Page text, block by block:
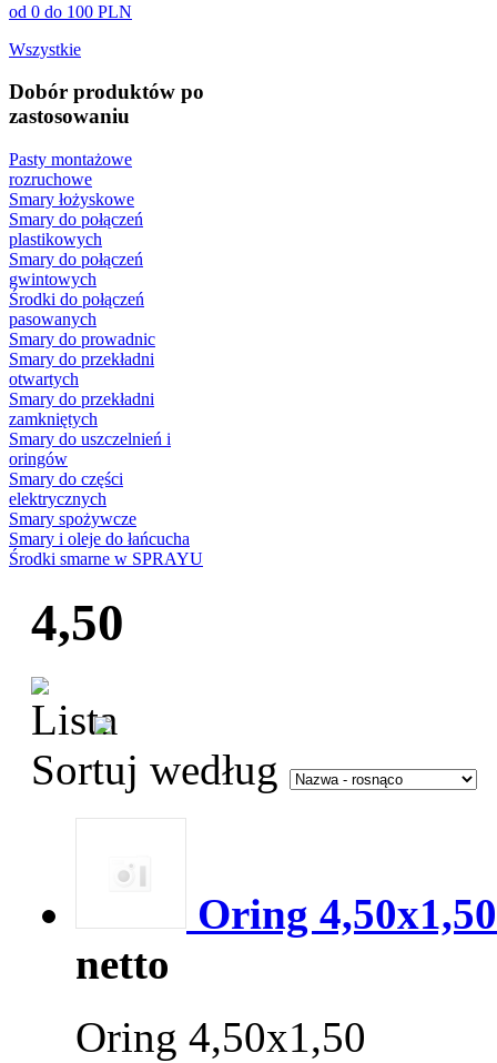
od 0 do 100 PLN
Wszystkie
Dobór produktów po
zastosowaniu
Pasty montażowe
rozruchowe
Smary łożyskowe
Smary do połączeń
plastikowych
Smary do połączeń
gwintowych
Środki do połączeń
pasowanych
Smary do prowadnic
Smary do przekładni
otwartych
Smary do przekładni
zamkniętych
Smary do uszczelnień i
oringów
Smary do części
elektrycznych
Smary spożywcze
Smary i oleje do łańcucha
Środki smarne w SPRAYU
4,50
Sortuj według
Oring 4,50x1,50
netto
Oring 4,50x1,50